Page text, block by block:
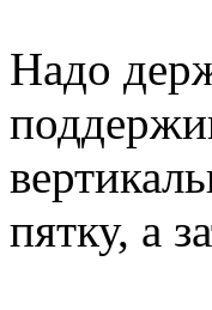
Надо
пятку, а